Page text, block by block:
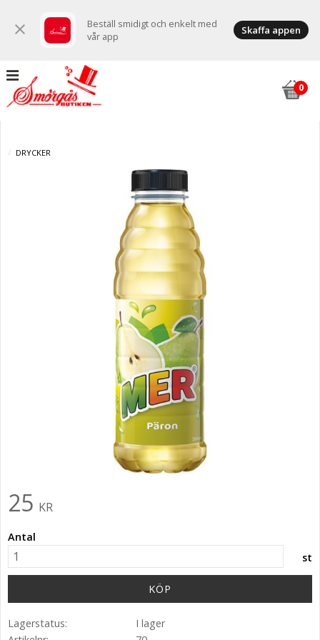
close
Beställ smidigt och enkelt med
vår app
Skaffa appen
DRYCKER
25 KR
Antal
st
KÖP
Lagerstatus
I lager